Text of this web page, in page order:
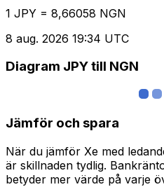
1 JPY = 8,66058 NGN
8 aug. 2026 19:34 UTC
Diagram JPY till NGN
Jämför och spara
När du jämför Xe med
är skillnaden tydlig.
betyder mer värde på varje